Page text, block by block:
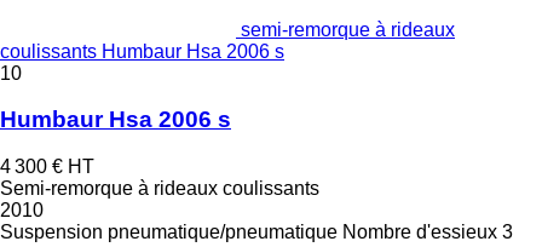
semi-remorque à rideaux
coulissants Humbaur Hsa 2006 s
10
Humbaur Hsa 2006 s
4 300 € HT
Semi-remorque à rideaux coulissants
2010
Suspension pneumatique/pneumatique Nombre d'essieux 3